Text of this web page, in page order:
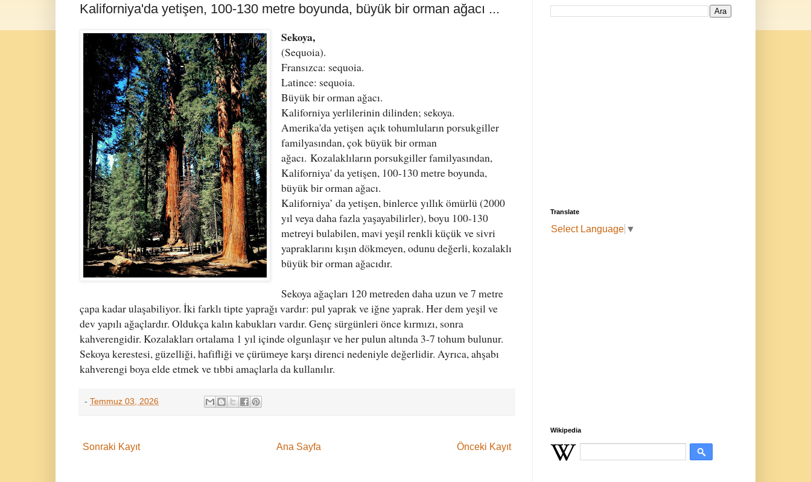
Kaliforniya'da yetişen, 100-130 metre boyunda, büyük bir orman ağacı ...
Sekoya,
(Sequoia).
Fransızca: sequoia.
Latince: sequoia.
Büyük bir orman ağacı.
Kaliforniya yerlilerinin dilinden; sekoya.
Amerika'da yetişen açık tohumluların porsukgiller
familyasından,çok büyük bir orman
ağacı. Kozalaklıların porsukgiller familyasından,
Kaliforniya' da yetişen, 100-130 metre boyunda,
büyük bir orman ağacı.
Kaliforniya’ da yetişen, binlerce yıllık ömürlü (2000
yıl veya daha fazla yaşayabilirler), boyu 100-130
metreyi bulabilen, mavi yeşil renkli küçük ve sivri
yapraklarını kışın dökmeyen, odunu değerli, kozalaklı
büyük bir orman ağacıdır.
Sekoya ağaçları 120 metreden daha uzun ve 7 metre
çapa kadar ulaşabiliyor. İki farklı tipte yaprağı vardır: pul yaprak ve iğne yaprak. Her dem yeşil ve
dev yapılı ağaçlardır. Oldukça kalın kabukları vardır. Genç sürgünleri önce kırmızı, sonra
kahverengidir. Kozalakları ortalama 1 yıl içinde olgunlaşır ve her pulun altında 3-7 tohum bulunur.
Sekoya kerestesi, güzelliği, hafifliği ve çürümeye karşı direnci nedeniyle değerlidir. Ayrıca, ahşabı
kahverengi boya elde etmek ve tıbbi amaçlarla da kullanılır.
- Temmuz 03, 2026
Sonraki Kayıt Önceki Kayıt
Ana Sayfa
Translate
Select Language ▼
Wikipedia